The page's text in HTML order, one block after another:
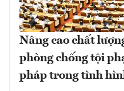
Nâng cao chất
phòng chống tội
pháp trong tình